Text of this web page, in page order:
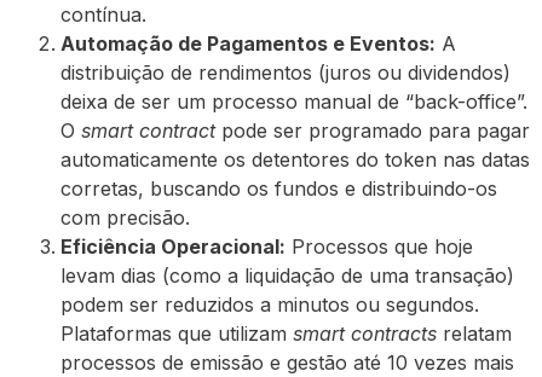
contínua.
Automação de Pagamentos e Eventos: A
distribuição de rendimentos (juros ou dividendos)
deixa de ser um processo manual de “back-office”.
O smart contractpode ser programado para pagar
automaticamente os detentores do token nas datas
corretas, buscando os fundos e distribuindo-os
com precisão.
Eficiência Operacional: Processos que hoje
levam dias (como a liquidação de uma transação)
podem ser reduzidos a minutos ou segundos.
Plataformas que utilizam smart contracts relatam
processos de emissão e gestão até 10 vezes mais